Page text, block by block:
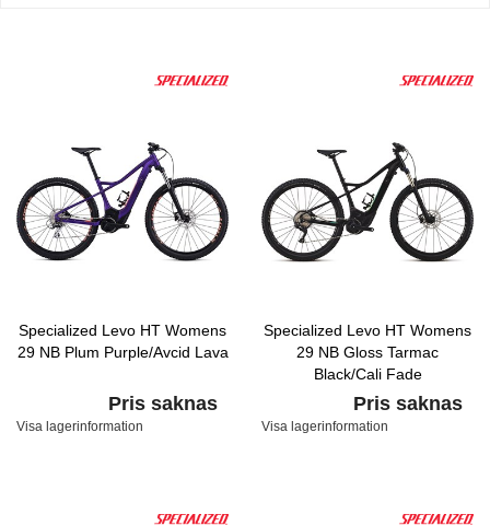
Specialized Levo HT Womens
29 NB Plum Purple/Avcid Lava
Pris saknas
Visa lagerinformation
Specialized Levo HT Womens
29 NB Gloss Tarmac
Black/Cali Fade
Pris saknas
Visa lagerinformation